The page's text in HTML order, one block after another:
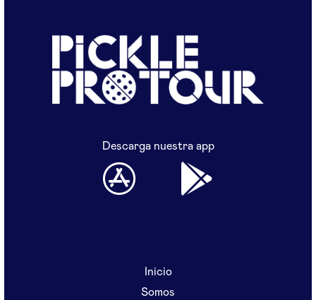
Descarga nuestra app
Inicio
Somos